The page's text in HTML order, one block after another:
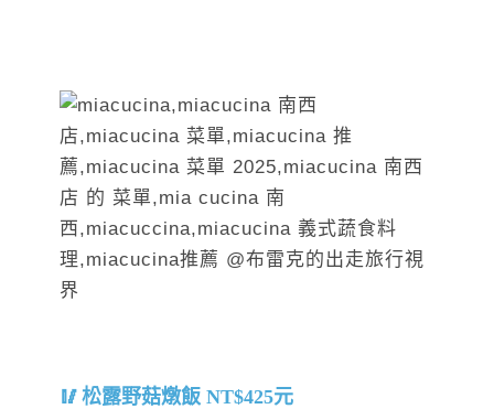
松露野菇燉飯 NT$425元